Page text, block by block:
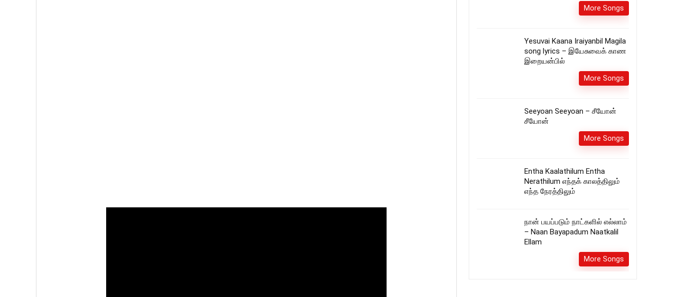
More Songs
Yesuvai Kaana Iraiyanbil Magila
song lyrics – இயேசுவைக் காண
இறையன்பில்
More Songs
Seeyoan Seeyoan – சீயோன்‌
சீயோன்
More Songs
Entha Kaalathilum Entha
Nerathilum எந்தக் காலத்திலும்
எந்த நேரத்திலும்
நான் பயப்படும் நாட்களில் எல்லாம்
– Naan Bayapadum Naatkalil
Ellam
More Songs